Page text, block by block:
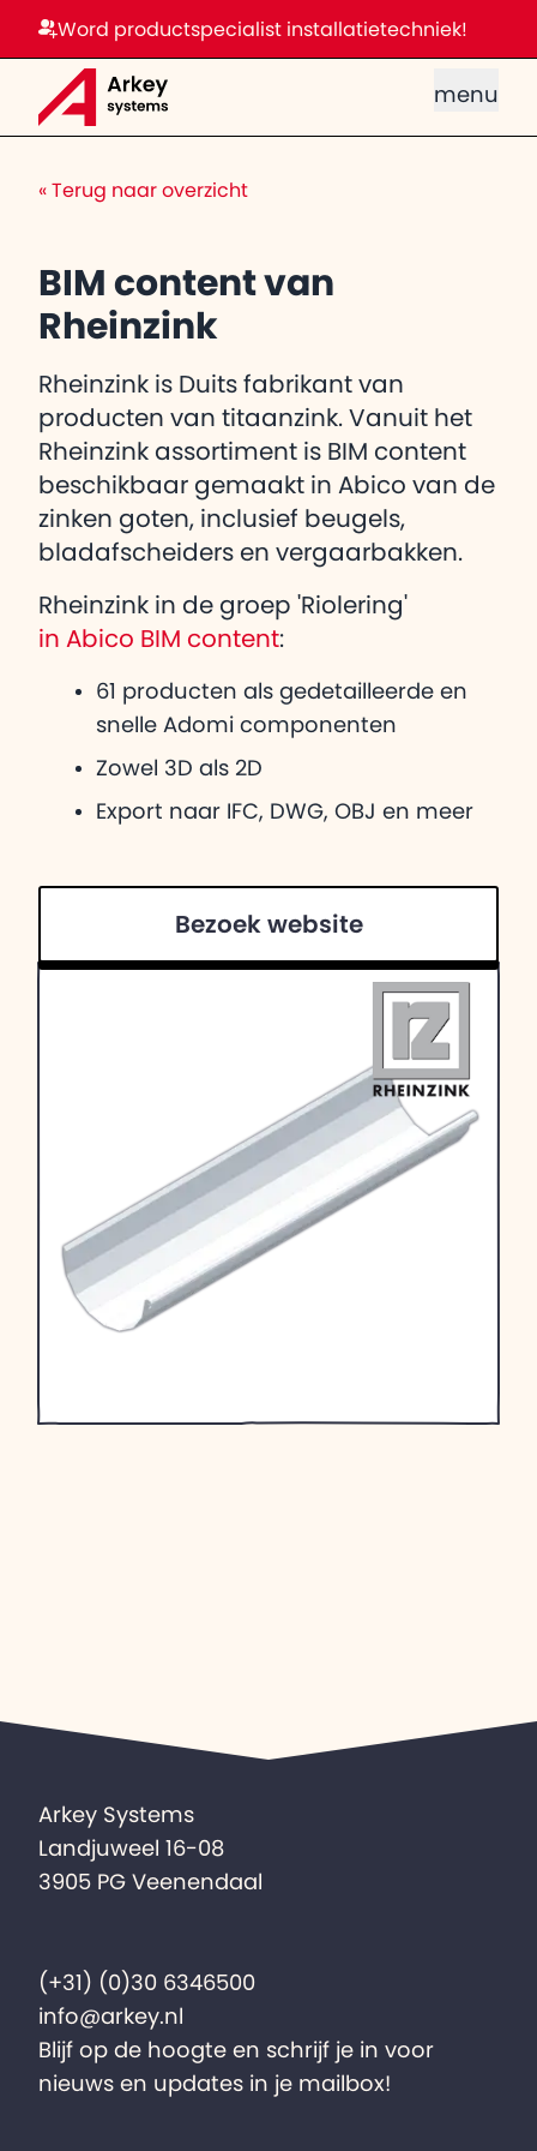
Word productspecialist installatietechniek!
menu
« Terug naar overzicht
BIM content van
Rheinzink
Rheinzink is Duits fabrikant van
producten van titaanzink. Vanuit het
Rheinzink assortiment is BIM content
beschikbaar gemaakt in Abico van de
zinken goten, inclusief beugels,
bladafscheiders en vergaarbakken.
Rheinzink in de groep 'Riolering'
in Abico BIM content:
61 producten als gedetailleerde en
snelle Adomi componenten
Zowel 3D als 2D
Export naar IFC, DWG, OBJ en meer
Bezoek website
Arkey Systems
Landjuweel 16-08
3905 PG Veenendaal
(+31) (0)30 6346500
info@arkey.nl
Blijf op de hoogte en schrijf je in voor
nieuws en updates in je mailbox!